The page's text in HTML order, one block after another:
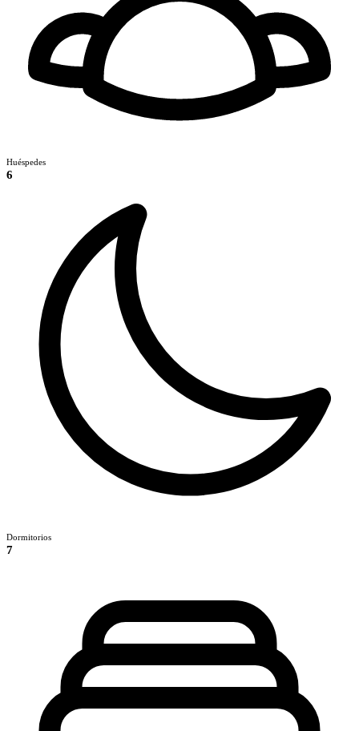
Huéspedes
6
Dormitorios
7